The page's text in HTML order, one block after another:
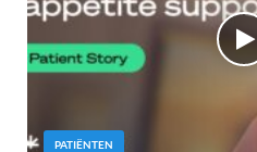
PATIËNTEN